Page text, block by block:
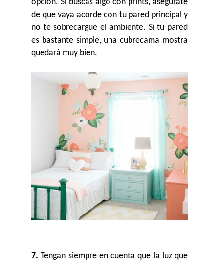
opción. Si buscas algo con prints, asegúrate
de que vaya acorde con tu pared principal y
no te sobrecargue el ambiente. Si tu pared
es bastante simple, una cubrecama mostra
quedará muy bien.
7.Tengan siempre en cuenta que la luz que